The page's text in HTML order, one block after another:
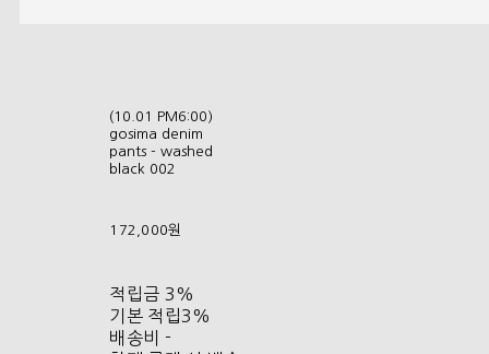
(10.01 PM6:00)
gosima denim
pants - washed
black 002
172,000원
적립금 3%
기본 적립3%
배송비 -